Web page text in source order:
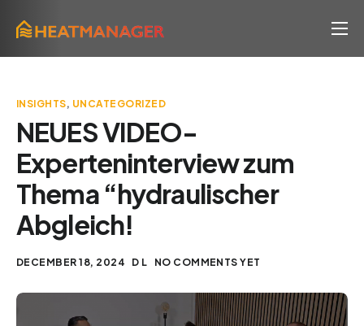
Lösung
Prozess
News
Über uns
FAQ
INSIGHTS, UNCATEGORIZED
NEUES VIDEO-
Experteninterview zum
Thema “hydraulischer
Abgleich!
DECEMBER 18, 2024 D L NO COMMENTS YET